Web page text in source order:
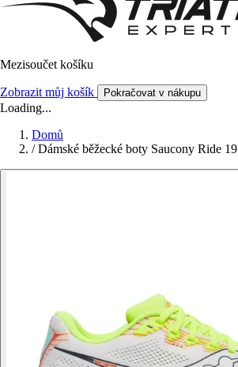
Mezisoučet košíku
Zobrazit můj košík Pokračovat v nákupu
Loading...
Domů
/ Dámské běžecké boty Saucony Ride 19